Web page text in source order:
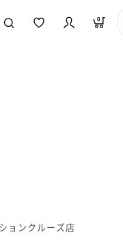
0
ョンクルーズ店